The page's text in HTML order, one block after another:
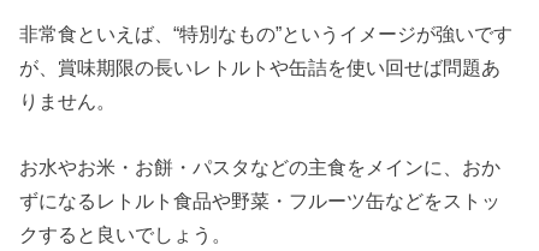
非常食といえば、“特別なもの”というイメージが強いです
が、賞味期限の長いレトルトや缶詰を使い回せば問題あ
りません。
お水やお米・お餅・パスタなどの主食をメインに、おか
ずになるレトルト食品や野菜・フルーツ缶などをストッ
クすると良いでしょう。